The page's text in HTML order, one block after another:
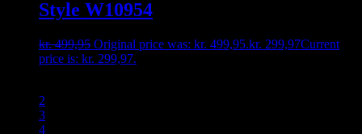
Style W10954
kr.499,95 Original price was: kr. 499,95.kr. 299,97Current
price is: kr. 299,97.
2
3
4